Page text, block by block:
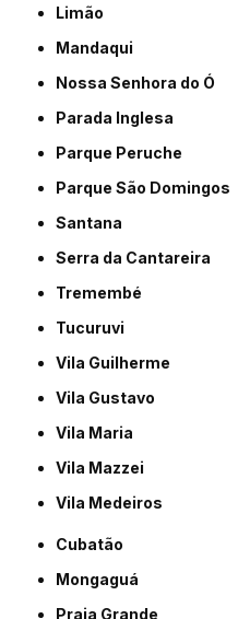
Limão
Mandaqui
Nossa Senhora do Ó
Parada Inglesa
Parque Peruche
Parque São Domingos
Santana
Serra da Cantareira
Tremembé
Tucuruvi
Vila Guilherme
Vila Gustavo
Vila Maria
Vila Mazzei
Vila Medeiros
Cubatão
Mongaguá
Praia Grande